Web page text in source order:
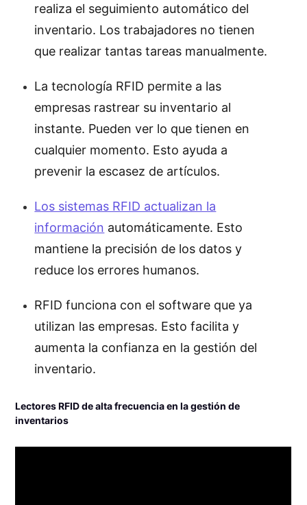
realiza el seguimiento automático del
inventario. Los trabajadores no tienen
que realizar tantas tareas manualmente.
La tecnología RFID permite a las
empresas rastrear su inventario al
instante. Pueden ver lo que tienen en
cualquier momento. Esto ayuda a
prevenir la escasez de artículos.
Los sistemas RFID actualizan la
información automáticamente. Esto
mantiene la precisión de los datos y
reduce los errores humanos.
RFID funciona con el software que ya
utilizan las empresas. Esto facilita y
aumenta la confianza en la gestión del
inventario.
Lectores RFID de alta frecuencia en la gestión de
inventarios